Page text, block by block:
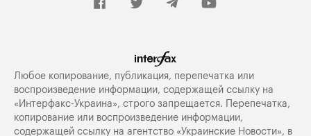
Любое копирование, публикация, перепечатка или
воспроизведение информации, содержащей ссылку на
«Интерфакс-Украина», строго запрещается. Перепечатка,
копирование или воспроизведение информации,
содержащей ссылку на агентство «Украинские Новости», в